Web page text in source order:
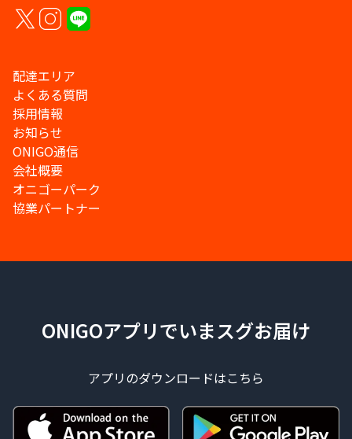
配達エリア
よくある質問
採用情報
お知らせ
ONIGO通信
会社概要
オニゴーパーク
協業パートナー
ONIGOアプリでいまスグお届け
アプリのダウンロードはこちら